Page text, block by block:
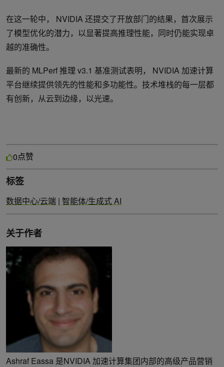
在这一轮中， NVIDIA 还提交了开放部门的结果，首次展示
了模型优化的潜力，以显著提高推理性能，同时仍能实现卓
越的准确性。
最新的 MLPerf 推理 v3.1 基准测试表明， NVIDIA 加速计算
平台继续提供领先的性能和多功能性。技术堆栈的每一层都
有创新，从云到边缘，以光速。
0点赞
标签
数据中心/云端 | 智能体/生成式 AI
关于作者
Ashraf Eassa 是NVIDIA 加速计算集团内部的高级产品营销